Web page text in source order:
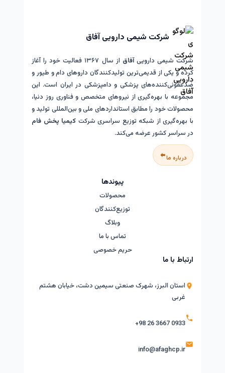
شرکت شیمی دارویی آفاق
شرکت شیمی داروییآفاق
از سال ۱۳۶۷ فعالیت خود را آغاز
کرده و یکی از قدیمی‌ترین تولیدکنندگان داروهای دام و طیور و
ضدعفونی‌کننده‌های پزشکی و دامپزشکی در ایران است. این
مجموعه با بهره‌گیری از نیروهای متخصص و فناوری روز دنیا،
محصولات خود را مطابق استانداردهای ملی و بین‌المللی تولید و
با بهره‌گیری از شبکه توزیع سراسری شرکت کیمیا پخش فام
در سراسر کشور عرضه می‌کند.
درباره ما
پیوندها
محصولات
توزیع‌کنندگان
وبلاگ
تماس با ما
حریم خصوصی
ارتباط با ما
استان البرز، شهرک صنعتی سیمین دشت، خیابان هشتم
غربی
+98 26 3667 0933
info@afaghcp.ir